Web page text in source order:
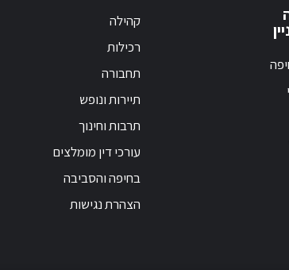
קהילה
רכילות
תחבורה
תיירות ונופש
תרבות וחינוך
עורכי דין מומלצים
בחיפה והסביבה
הצהרת נגישות